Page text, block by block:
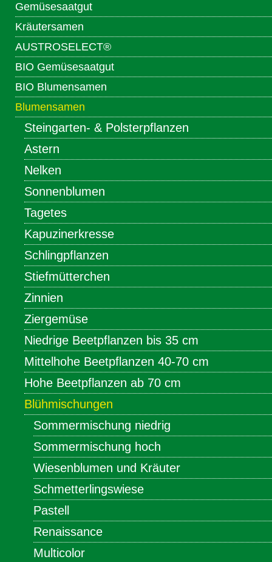
Gemüsesaatgut
Kräutersamen
AUSTROSELECT®
BIO Gemüsesaatgut
BIO Blumensamen
Blumensamen
Steingarten- & Polsterpflanzen
Astern
Nelken
Sonnenblumen
Tagetes
Kapuzinerkresse
Schlingpflanzen
Stiefmütterchen
Zinnien
Ziergemüse
Niedrige Beetpflanzen bis 35 cm
Mittelhohe Beetpflanzen 40-70 cm
Hohe Beetpflanzen ab 70 cm
Blühmischungen
Sommermischung niedrig
Sommermischung hoch
Wiesenblumen und Kräuter
Schmetterlingswiese
Pastell
Renaissance
Multicolor